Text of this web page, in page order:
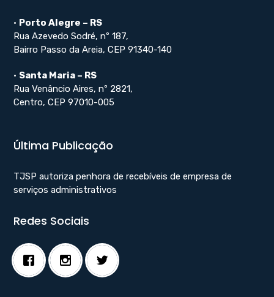
• Porto Alegre – RS
Rua Azevedo Sodré, nº 187,
Bairro Passo da Areia, CEP 91340-140
• Santa Maria – RS
Rua Venâncio Aires, nº 2821,
Centro, CEP 97010-005
Última Publicação
TJSP autoriza penhora de recebíveis de empresa de
serviços administrativos
Redes Sociais